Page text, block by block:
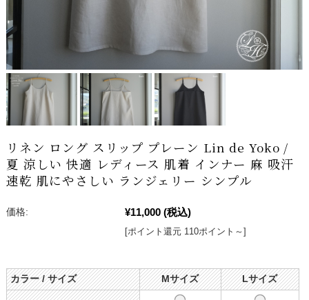
リネン ロング スリップ プレーン Lin de Yoko /
夏 涼しい 快適 レディース 肌着 インナー 麻 吸汗
速乾 肌にやさしい ランジェリー シンプル
価格: ¥11,000 (税込)
[ポイント還元 110ポイント～]
カラー / サイズ Mサイズ Lサイズ